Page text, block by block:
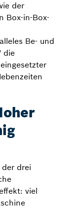
der
Box-in-Box-
Be- und
die
drei
viel